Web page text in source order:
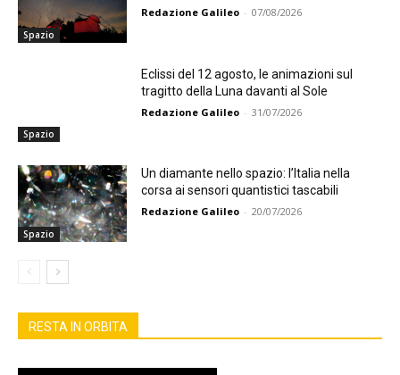
Spazio
Redazione Galileo - 07/08/2026
Spazio
Eclissi del 12 agosto, le animazioni sul
tragitto della Luna davanti al Sole
Redazione Galileo - 31/07/2026
Spazio
Un diamante nello spazio: l’Italia nella
corsa ai sensori quantistici tascabili
Redazione Galileo - 20/07/2026
RESTA IN ORBITA